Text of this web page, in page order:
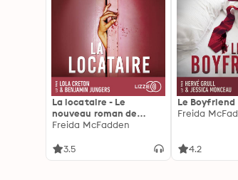
La locataire - Le
nouveau roman de
l'autrice de La femme
Freida McFadden
3.5
Le Boyfriend
Freida
4.2